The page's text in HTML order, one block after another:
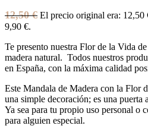
12,50€ El precio original era: 12,50
9,90 €.
Te presento nuestra Flor de la Vida
madera natural. Todos nuestros
en España, con la máxima calidad
Este Mandala de Madera con la Flor
una simple decoración; es una
Ya sea para tu propio uso personal o
para alguien especial.